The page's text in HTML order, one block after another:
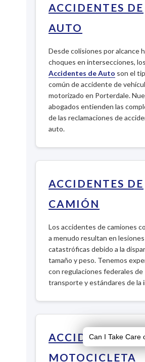
ACCIDENTES DE
AUTO
Desde colisiones por alcance
choques en intersecciones, los
Accidentes de Auto son el
común de accidente de
motorizado en Porterdale.
abogados entienden las
de las reclamaciones de
auto.
ACCIDENTES DE
CAMIÓN
Los accidentes de camiones
a menudo resultan en lesiones
catastróficas debido a la
tamaño y peso. Tenemos
con regulaciones federales de
transporte y estándares de la
ACCIDENTES DE
MOTOCICLETA